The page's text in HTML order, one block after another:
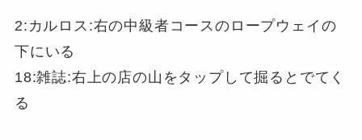
2:カルロス:右の中級者コースのロープウェイの
下にいる
18:雑誌:右上の店の山をタップして掘るとでてく
る